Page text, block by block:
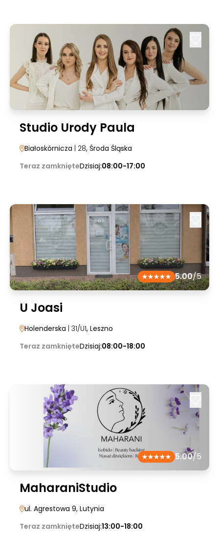
Studio Urody Paula
Białoskórnicza | 28, Środa Śląska
Teraz zamknięteDzisiaj:08:00-17:00
5.00/5
U Joasi
Holenderska | 31/U1, Leszno
Teraz zamknięteDzisiaj:08:00-18:00
5.00/5
MaharaniStudio
ul. Agrestowa 9, Lutynia
Teraz zamknięteDzisiaj:13:00-18:00